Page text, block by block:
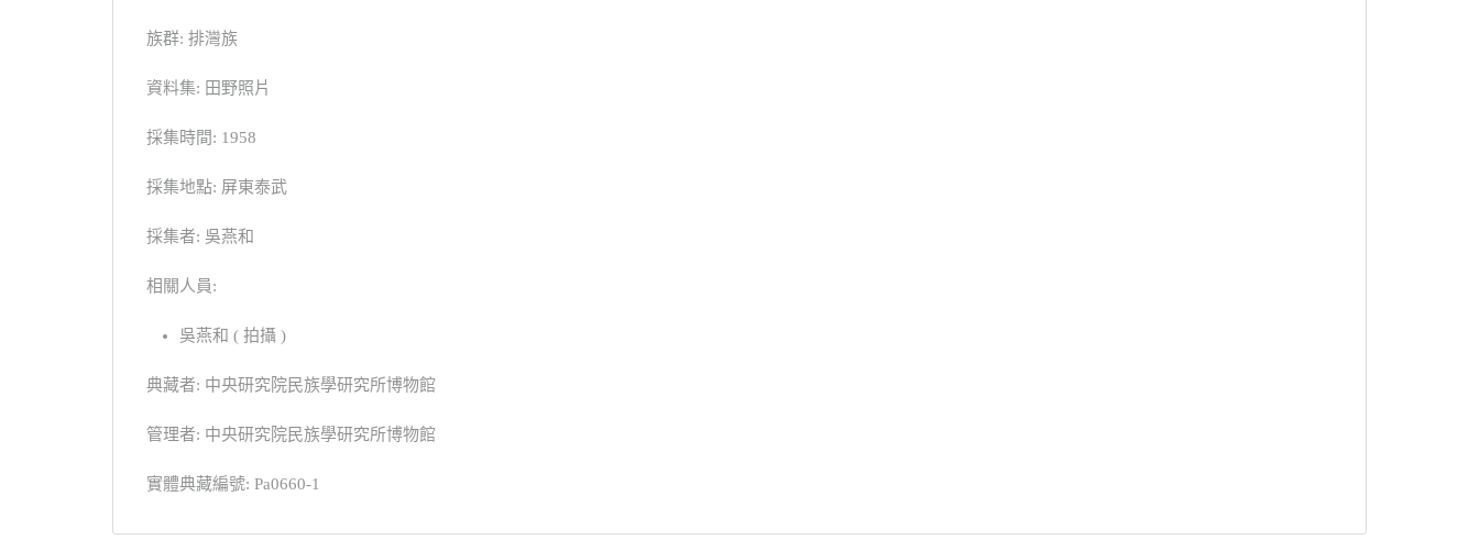
族群: 排灣族
資料集: 田野照片
採集時間: 1958
採集地點: 屏東泰武
採集者: 吳燕和
相關人員:
吳燕和 ( 拍攝 )
典藏者: 中央研究院民族學研究所博物館
管理者: 中央研究院民族學研究所博物館
實體典藏編號: Pa0660-1